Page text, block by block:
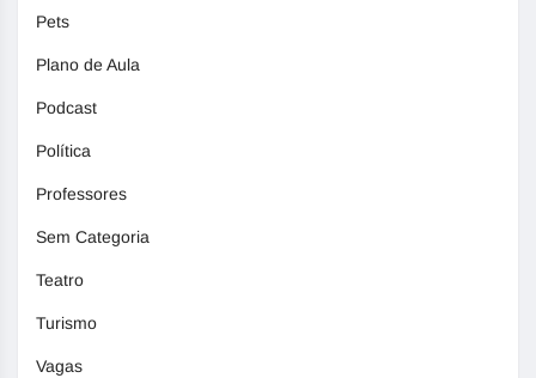
Pets
Plano de Aula
Podcast
Política
Professores
Sem Categoria
Teatro
Turismo
Vagas